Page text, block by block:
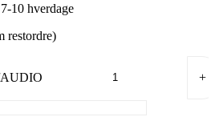
7-10 hverdage
restordre)
+